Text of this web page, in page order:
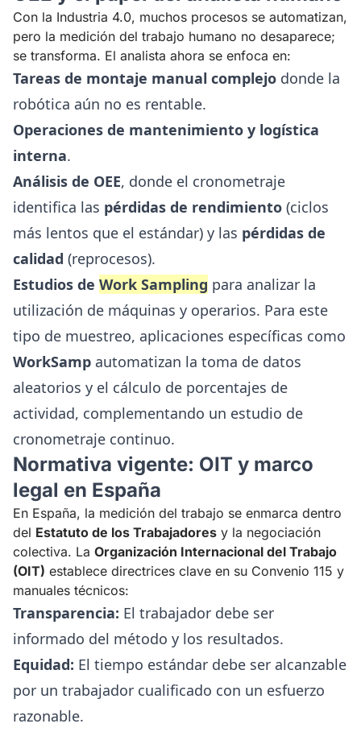
Con la Industria 4.0, muchos procesos se automatizan,
pero la medición del trabajo humano no desaparece;
se transforma. El analista ahora se enfoca en:
Tareas de montaje manual complejo donde la
robótica aún no es rentable.
Operaciones de mantenimiento y logística
interna.
Análisis de OEE, donde el cronometraje
identifica las pérdidas de rendimiento (ciclos
más lentos que el estándar) y las pérdidas de
calidad (reprocesos).
Estudios de Work Sampling para analizar la
utilización de máquinas y operarios. Para este
tipo de muestreo, aplicaciones específicas como
WorkSamp automatizan la toma de datos
aleatorios y el cálculo de porcentajes de
actividad, complementando un estudio de
cronometraje continuo.
Normativa vigente: OIT y marco
legal en España
En España, la medición del trabajo se enmarca dentro
del Estatuto de los Trabajadores y la negociación
colectiva. La Organización Internacional del Trabajo
(OIT) establece directrices clave en su Convenio 115 y
manuales técnicos:
Transparencia: El trabajador debe ser
informado del método y los resultados.
Equidad: El tiempo estándar debe ser alcanzable
por un trabajador cualificado con un esfuerzo
razonable.